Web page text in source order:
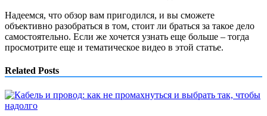
Надеемся, что обзор вам пригодился, и вы сможете
объективно разобраться в том, стоит ли браться за такое дело
самостоятельно. Если же хочется узнать еще больше – тогда
просмотрите еще и тематическое видео в этой статье.
Related Posts